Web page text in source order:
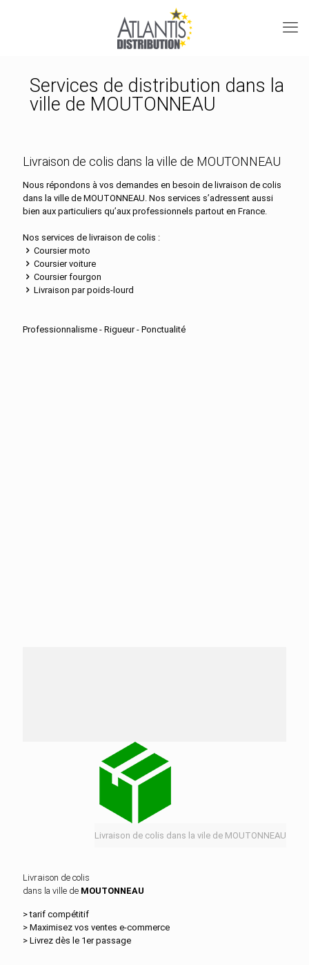
Services de distribution dans la
ville de MOUTONNEAU
Livraison de colis dans la ville de MOUTONNEAU
Nous répondons à vos demandes en besoin de livraison de colis
dans la ville de MOUTONNEAU. Nos services s’adressent aussi
bien aux particuliers qu’aux professionnels partout en France.
Nos services de livraison de colis :
Coursier moto
Coursier voiture
Coursier fourgon
Livraison par poids-lourd
Professionnalisme - Rigueur - Ponctualité
Livraison de colis dans la vile de MOUTONNEAU
Livraison de colis
dans la ville de MOUTONNEAU
> tarif compétitif
> Maximisez vos ventes e‑commerce
> Livrez dès le 1er passage